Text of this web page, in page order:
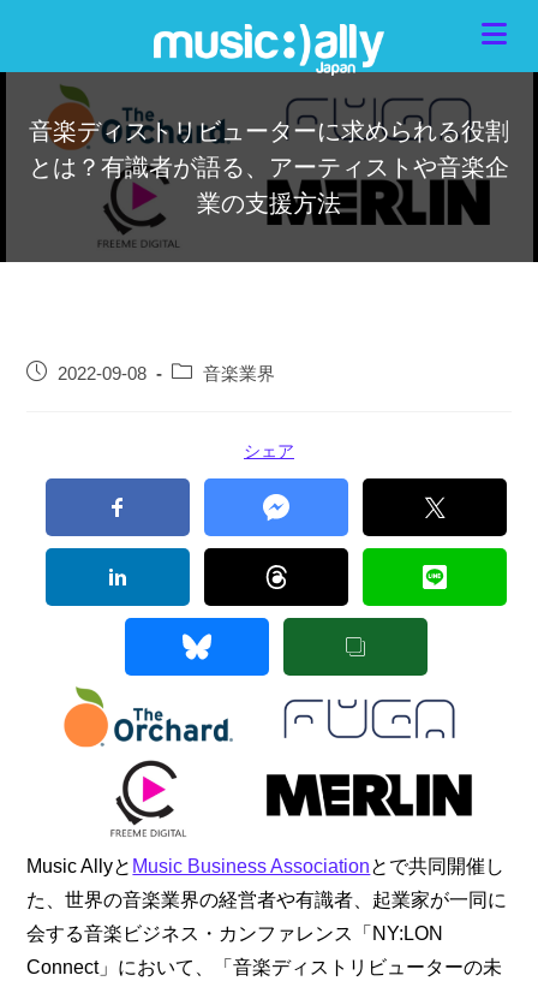
音楽ディストリビューターに求められる役割
とは？有識者が語る、アーティストや音楽企
業の支援方法
2022-09-08 音楽業界
シェア
Music Allyと Music Business Associationとで共同開催し
た、世界の音楽業界の経営者や有識者、起業家が一同に
会する音楽ビジネス・カンファレンス「NY:LON
Connect」において、「音楽ディストリビューターの未